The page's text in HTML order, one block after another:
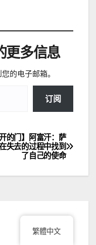
更多信息
的电子邮箱。
订阅
开的门】阿富汗：萨
失去的过程中找到
了自己的使命
繁體中文